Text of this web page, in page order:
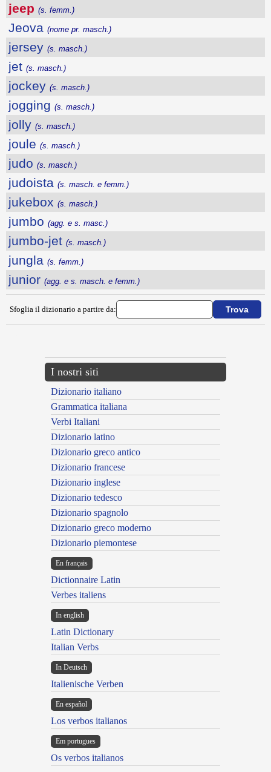
jeep (s. femm.)
Jeova (nome pr. masch.)
jersey (s. masch.)
jet (s. masch.)
jockey (s. masch.)
jogging (s. masch.)
jolly (s. masch.)
joule (s. masch.)
judo (s. masch.)
judoista (s. masch. e femm.)
jukebox (s. masch.)
jumbo (agg. e s. masc.)
jumbo-jet (s. masch.)
jungla (s. femm.)
junior (agg. e s. masch. e femm.)
Sfoglia il dizionario a partire da:
I nostri siti
Dizionario italiano
Grammatica italiana
Verbi Italiani
Dizionario latino
Dizionario greco antico
Dizionario francese
Dizionario inglese
Dizionario tedesco
Dizionario spagnolo
Dizionario greco moderno
Dizionario piemontese
En français
Dictionnaire Latin
Verbes italiens
In english
Latin Dictionary
Italian Verbs
In Deutsch
Italienische Verben
En español
Los verbos italianos
Em portugues
Os verbos italianos